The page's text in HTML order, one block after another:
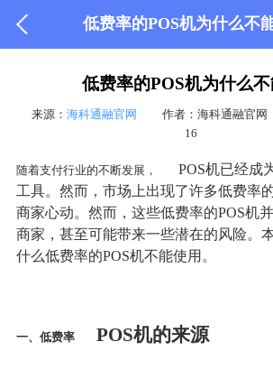
低费率的POS机为什么不
低费率的POS机为什么不
来源： 海科通融官网 作者：海科通融官网
16
随着支付行业的不断发展，
POS机已经成
工具。然而，市场上出现了许多低费率
商家心动。然而，这些低费率的POS机
商家，甚至可能带来一些潜在的风险。
什么低费率的POS机不能使用。
一、低费率 POS机的来源